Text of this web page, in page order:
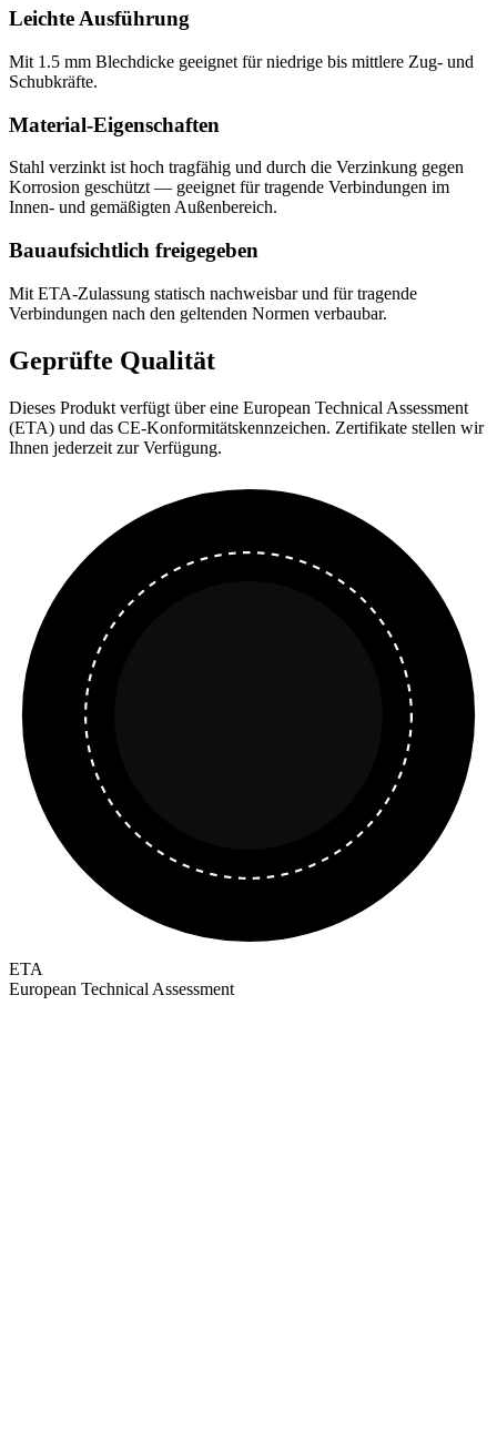
Leichte Ausführung
Mit 1.5 mm Blechdicke geeignet für niedrige bis mittlere Zug- und
Schubkräfte.
Material-Eigenschaften
Stahl verzinkt ist hoch tragfähig und durch die Verzinkung gegen
Korrosion geschützt — geeignet für tragende Verbindungen im
Innen- und gemäßigten Außenbereich.
Bauaufsichtlich freigegeben
Mit ETA-Zulassung statisch nachweisbar und für tragende
Verbindungen nach den geltenden Normen verbaubar.
Geprüfte Qualität
Dieses Produkt verfügt über eine European Technical Assessment
(ETA) und das CE-Konformitätskennzeichen. Zertifikate stellen wir
Ihnen jederzeit zur Verfügung.
ETA
European Technical Assessment